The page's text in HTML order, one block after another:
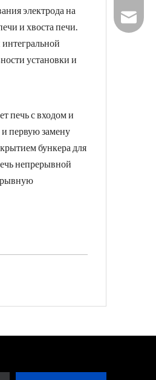
электрода на
и хвоста печи.
установки и
печь с входом и
и первую замену
бункера для
непрерывной